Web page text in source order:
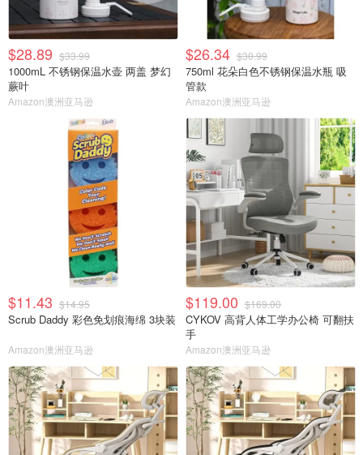
$28.89 $33.99
1000mL 不锈钢保温水壶 两盖 梦幻
蕨叶
Amazon澳洲亚马逊
$26.34 $30.99
750ml 花朵白色不锈钢保温水瓶 吸
管款
Amazon澳洲亚马逊
$11.43 $14.95
Scrub Daddy 彩色免划痕海绵 3块装
Amazon澳洲亚马逊
$119.00 $169.00
CYKOV 高背人体工学办公椅 可翻扶
手
Amazon澳洲亚马逊